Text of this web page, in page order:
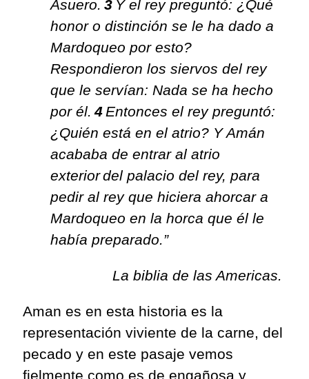
Asuero. 3 Y el rey preguntó: ¿Qué
honor o distinción se le ha dado a
Mardoqueo por esto?
Respondieron los siervos del rey
que le servían: Nada se ha hecho
por él. 4 Entonces el rey preguntó:
¿Quién está en el atrio? Y Amán
acababa de entrar al atrio
exterior del palacio del rey, para
pedir al rey que hiciera ahorcar a
Mardoqueo en la horca que él le
había preparado.”
La biblia de lasAmericas.
Aman es en esta historia es la
representación viviente de la carne, del
pecado y en este pasaje vemos
fielmente como es de engañosa y